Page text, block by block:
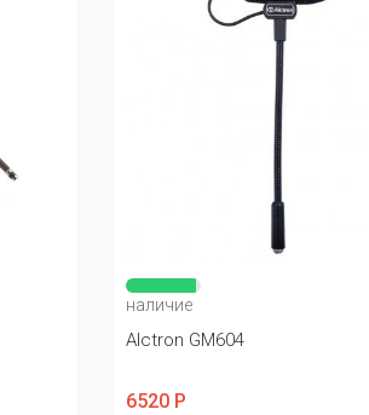
наличие
Alctron GM604
6520 Р